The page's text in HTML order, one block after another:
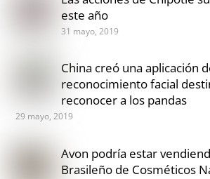
este año
31 mayo, 2019
China creó una aplicación
reconocimiento facial
reconocer a los pandas
29 mayo, 2019
Avon podría estar
Brasileño de Cosméticos